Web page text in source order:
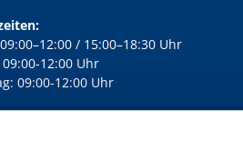
/ 15:00–18:30 Uhr
12:00 Uhr
09:00-12:00 Uhr